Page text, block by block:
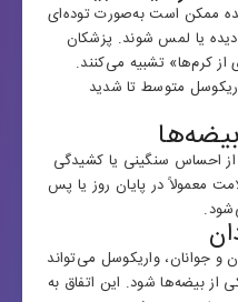
ممکن است به‌صورت توده‌ای
یا لمس شوند. پزشکان
کرم‌ها» تشبیه می‌کنند.
متوسط تا شدید
از احساس سنگینی یا کشیدگی
معمولاً در پایان روز یا پس
و جوانان، واریکوسل می‌تواند
بیضه‌ها شود. این اتفاق به